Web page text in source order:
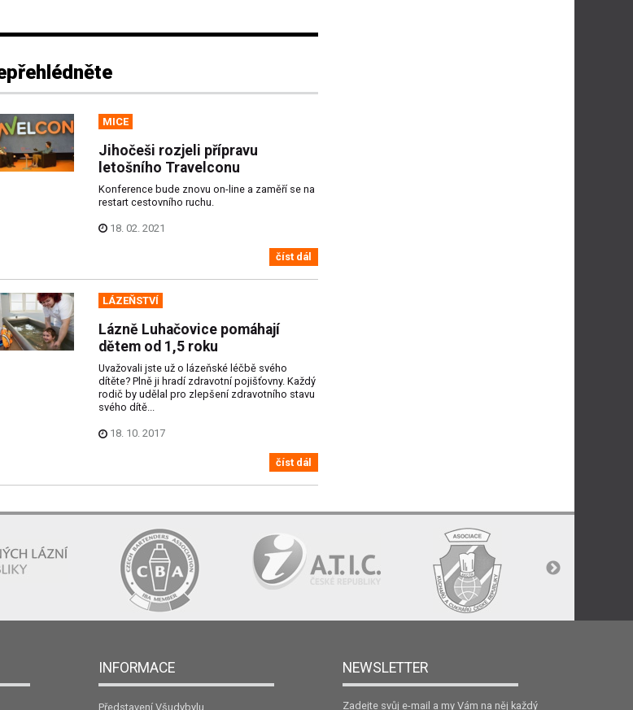
MICE
Jihočeši rozjeli přípravu
letošního Travelconu
Konference bude znovu on-line a zaměří se na
restart cestovního ruchu.
18. 02. 2021
číst dál
LÁZEŇSTVÍ
Lázně Luhačovice pomáhají
dětem od 1,5 roku
Uvažovali jste už o lázeňské léčbě svého
dítěte? Plně ji hradí zdravotní pojišťovny. Každý
rodič by udělal pro zlepšení zdravotního stavu
svého dítě...
18. 10. 2017
číst dál
INFORMACE
Představení Všudybylu
NEWSLETTER
Zadejte svůj e-mail a my Vám na něj každý